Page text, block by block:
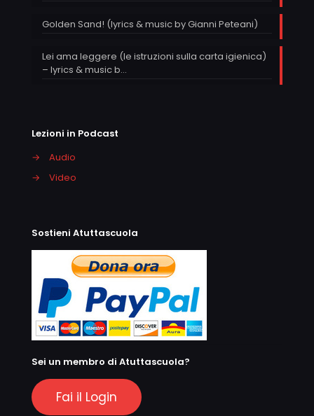
Golden Sand! (lyrics & music by Gianni Peteani)
Lei ama leggere (le istruzioni sulla carta igienica)
– lyrics & music b…
Lezioni in Podcast
→
Audio
→
Video
Sostieni Atuttascuola
Sei un membro di Atuttascuola?
Fai il Login